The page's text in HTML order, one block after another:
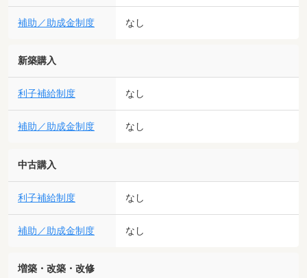
補助／助成金制度 なし
新築購入
利子補給制度 なし
補助／助成金制度 なし
中古購入
利子補給制度 なし
補助／助成金制度 なし
増築・改築・改修